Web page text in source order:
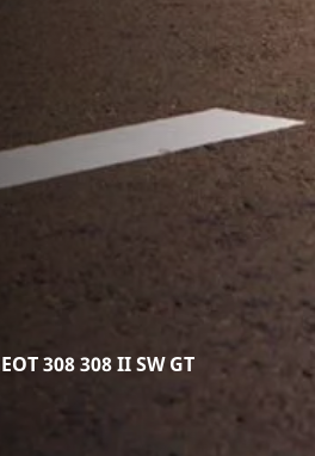
308 308 II SW GT